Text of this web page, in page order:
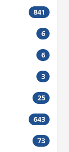
841
6
6
3
25
643
73